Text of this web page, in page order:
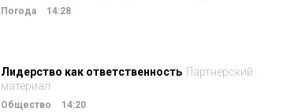
Погода 14:28
Лидерство как ответственность Партнерский
материал
Общество 14:20